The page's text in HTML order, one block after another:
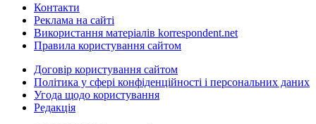
Контакти
Реклама на сайті
Використання матеріалів korrespondent.net
Правила користування сайтом
Договір користування сайтом
Політика у сфері конфіденційності і персональних даних
Угода щодо користування
Редакція